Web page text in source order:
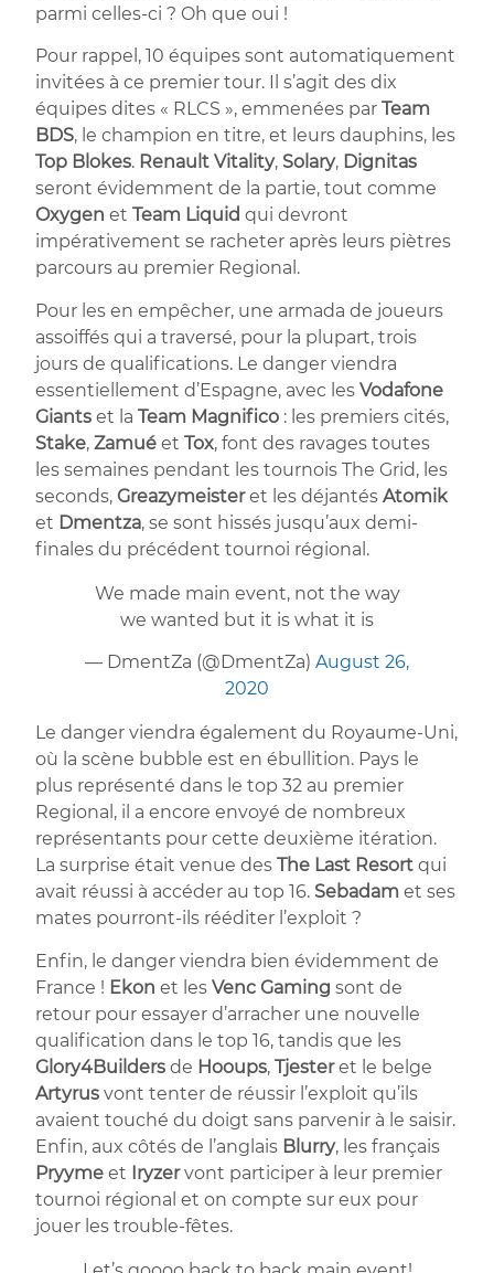
parmi celles-ci ? Oh que oui !
Pour rappel, 10 équipes sont automatiquement
invitées à ce premier tour. Il s’agit des dix
équipes dites « RLCS », emmenées parTeam
BDS, le champion en titre, et leurs dauphins, les
Top Blokes. Renault Vitality, Solary, Dignitas
seront évidemment de la partie, tout comme
OxygenetTeam Liquid qui devront
impérativement se racheter après leurs piètres
parcours au premier Regional.
Pour les en empêcher, une armada de joueurs
assoiffés qui a traversé, pour la plupart, trois
jours de qualifications. Le danger viendra
essentiellement d’Espagne, avec lesVodafone
Giantset laTeam Magnifico : les premiers cités,
Stake,ZamuéetTox, font des ravages toutes
les semaines pendant les tournois The Grid, les
seconds,Greazymeisteret les déjantésAtomik
et Dmentza, se sont hissés jusqu’aux demi-
finales du précédent tournoi régional.
We made main event, not the way
we wanted but it is what it is
— DmentZa (@DmentZa) August 26,
2020
Le danger viendra également du Royaume-Uni,
où la scène bubble est en ébullition. Pays le
plus représenté dans le top 32 au premier
Regional, il a encore envoyé de nombreux
représentants pour cette deuxième itération.
La surprise était venue desThe Last Resortqui
avait réussi à accéder au top 16. Sebadamet ses
mates pourront-ils rééditer l’exploit ?
Enfin, le danger viendra bien évidemment de
France ! Ekonet lesVenc Gaming sont de
retour pour essayer d’arracher une nouvelle
qualification dans le top 16, tandis que les
Glory4Buildersde Hooups,Tjesteret le belge
Artyrusvont tenter de réussir l’exploit qu’ils
avaient touché du doigt sans parvenir à le saisir.
Enfin, aux côtés de l’anglais Blurry, les français
Pryymeet Iryzervont participer à leur premier
tournoi régional et on compte sur eux pour
jouer les trouble-fêtes.